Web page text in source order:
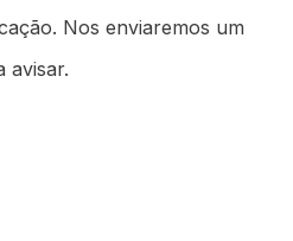
Nos enviaremos um
avisar.